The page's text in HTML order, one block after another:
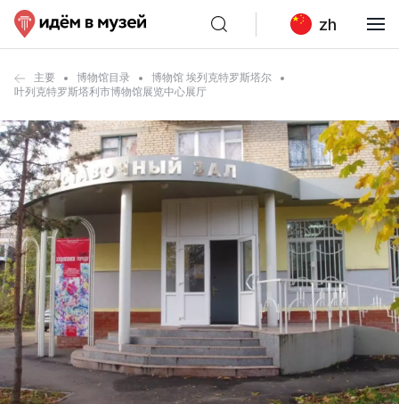
zh
主要 博物馆目录
博物馆 埃列克特罗斯塔尔
叶列克特罗斯塔利市博物馆展览中心展厅